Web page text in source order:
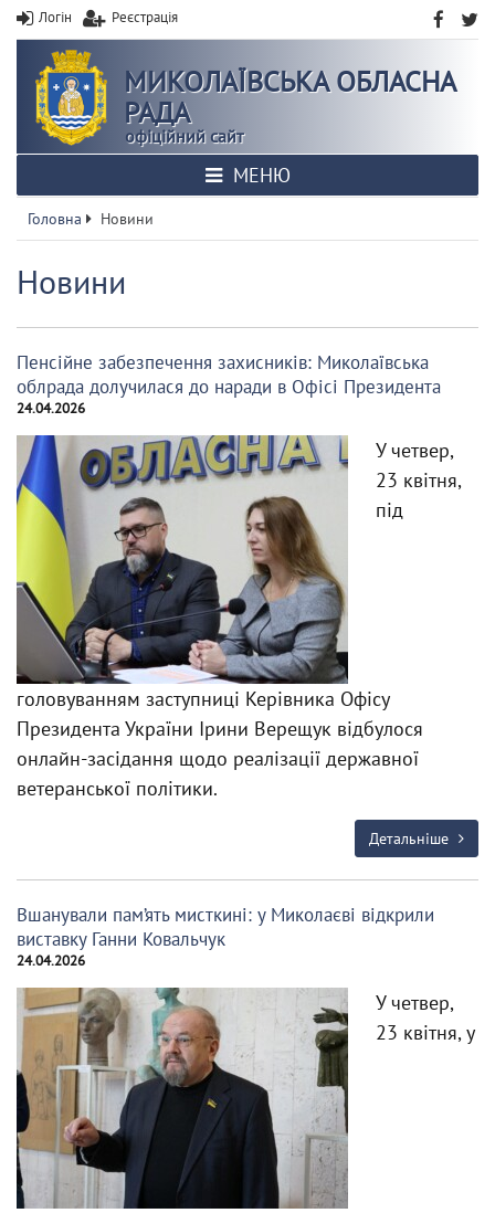
Логін Реєстрація
МИКОЛАЇВСЬКА ОБЛАСНА
РАДА
офіційний сайт
МЕНЮ
Головна Новини
Новини
Пенсійне забезпечення захисників: Миколаївська
облрада долучилася до наради в Офісі Президента
24.04.2026
У четвер,
23 квітня,
під
головуванням заступниці Керівника Офісу
Президента України Ірини Верещук відбулося
онлайн-засідання щодо реалізації державної
ветеранської політики.
Детальніше
Вшанували пам’ять мисткині: у Миколаєві відкрили
виставку Ганни Ковальчук
24.04.2026
У четвер,
23 квітня, у